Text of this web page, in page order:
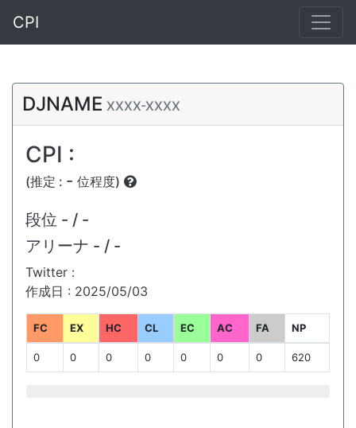
CPI
DJNAME XXXX-XXXX
CPI :
(推定 : - 位程度)
段位 - / -
アリーナ - / -
Twitter :
作成日 : 2025/05/03
FC EX HC CL EC AC FA NP
0 0 0 0 0 0 0 620